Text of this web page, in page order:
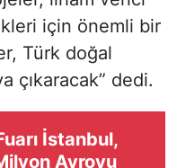
için önemli bir
Türk doğal
çıkaracak” dedi.
İstanbul,
Avroyu